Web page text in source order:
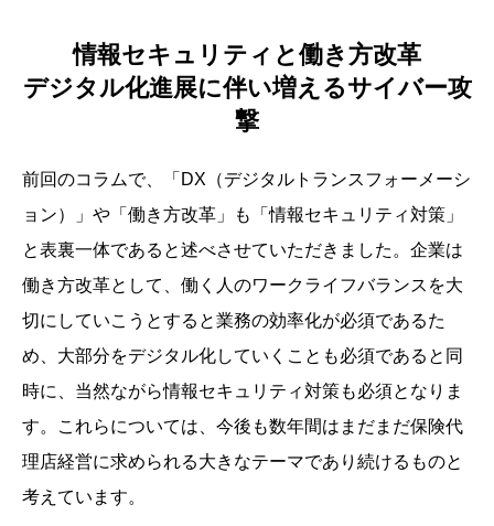
情報セキュリティと働き方改革
デジタル化進展に伴い増えるサイバー攻
撃
前回のコラムで、「DX（デジタルトランスフォーメーシ
ョン）」や「働き方改革」も「情報セキュリティ対策」
と表裏一体であると述べさせていただきました。企業は
働き方改革として、働く人のワークライフバランスを大
切にしていこうとすると業務の効率化が必須であるた
め、大部分をデジタル化していくことも必須であると同
時に、当然ながら情報セキュリティ対策も必須となりま
す。これらについては、今後も数年間はまだまだ保険代
理店経営に求められる大きなテーマであり続けるものと
考えています。